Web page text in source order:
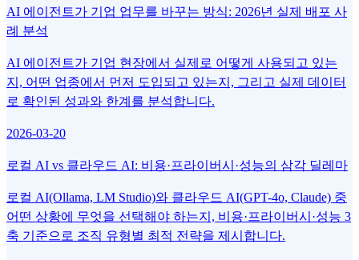
AI 에이전트가 기업 업무를 바꾸는 방식: 2026년 실제 배포 사
례 분석
AI 에이전트가 기업 현장에서 실제로 어떻게 사용되고 있는
지, 어떤 업종에서 먼저 도입되고 있는지, 그리고 실제 데이터
로 확인된 성과와 한계를 분석합니다.
2026-03-20
로컬 AI vs 클라우드 AI: 비용·프라이버시·성능의 삼각 딜레마
로컬 AI(Ollama, LM Studio)와 클라우드 AI(GPT-4o, Claude) 중
어떤 상황에 무엇을 선택해야 하는지, 비용·프라이버시·성능 3
축 기준으로 조직 유형별 최적 전략을 제시합니다.